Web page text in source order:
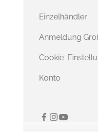
Einzelhändler
Anmeldung
Cookie-
Konto